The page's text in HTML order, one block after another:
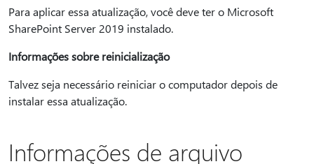
Para aplicar essa atualização, você deve ter o Microsoft
SharePoint Server 2019 instalado.
Informações sobre reinicialização
Talvez seja necessário reiniciar o computador depois de
instalar essa atualização.
Informações de arquivo